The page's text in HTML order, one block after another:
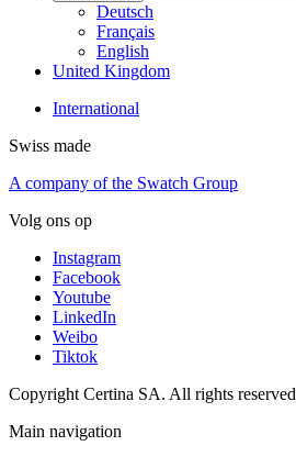
Deutsch
Français
English
United Kingdom
International
Swiss made
A company of the Swatch Group
Volg ons op
Instagram
Facebook
Youtube
LinkedIn
Weibo
Tiktok
Copyright Certina SA. All rights reserved
Main navigation